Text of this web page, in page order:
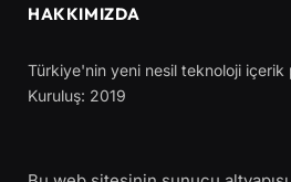
HAKKIMIZDA
Türkiye'nin yeni nesil teknoloji içerik
Kuruluş: 2019